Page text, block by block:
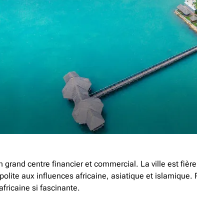
grand centre financier et commercial. La ville est
aux influences africaine, asiatique et islamique.
si fascinante.